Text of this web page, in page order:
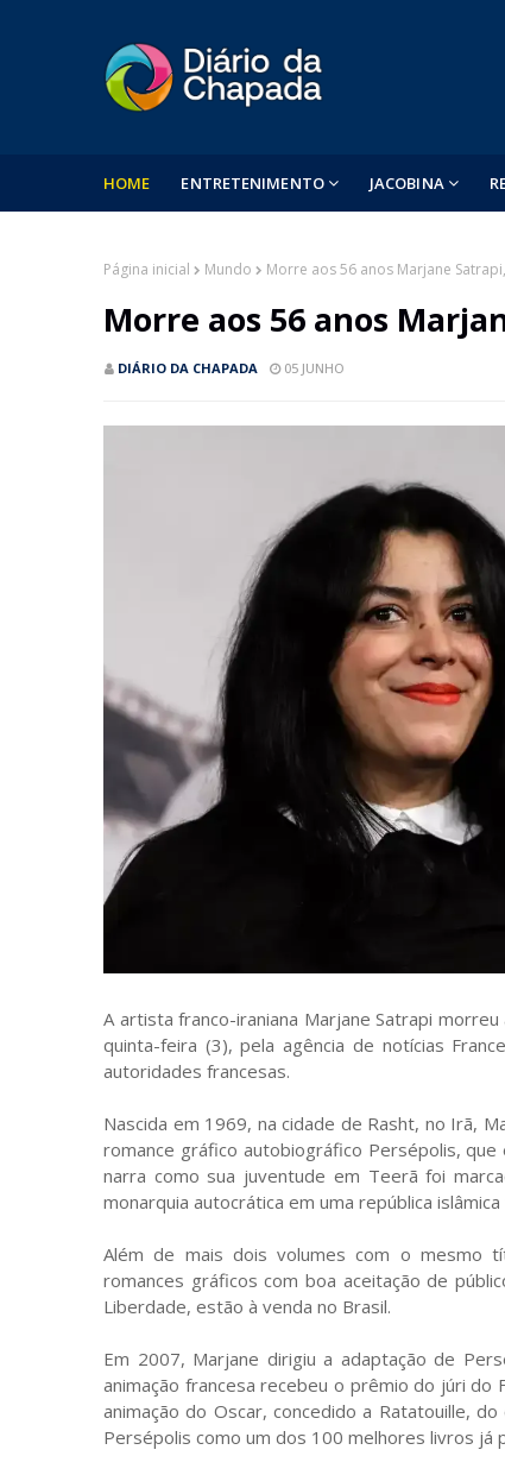
HOME ENTRETENIMENTO JACOBINA
Página inicial Mundo Morre aos 56 anos Marjane
Morre aos 56 anos
DIÁRIO DA CHAPADA 05 JUNHO
A artista franco-iraniana Marjane Satrapi
quinta-feira (3), pela agência de notícias
autoridades francesas.
Nascida em 1969, na cidade de Rasht, no Irã,
romance gráfico autobiográfico Persépolis,
narra como sua juventude em Teerã foi
monarquia autocrática em uma república
Além de mais dois volumes com o mesmo
romances gráficos com boa aceitação de
Liberdade, estão à venda no Brasil.
Em 2007, Marjane dirigiu a adaptação de
animação francesa recebeu o prêmio do júri
animação do Oscar, concedido a Ratatouille,
Persépolis como um dos 100 melhores livros já